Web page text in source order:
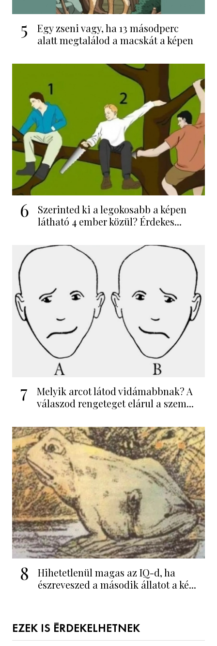
5
Egy zseni vagy, ha 13 másodperc
alatt megtalálod a macskát a képen
6
Szerinted ki a legokosabb a képen
látható 4 ember közül? Érdekes...
7
Melyik arcot látod vidámabbnak? A
válaszod rengeteget elárul a szem...
8
Hihetetlenül magas az IQ-d, ha
észreveszed a második állatot a ké...
EZEK IS ÉRDEKELHETNEK